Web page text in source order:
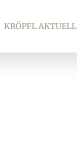
KRÖPFL AKTUELL